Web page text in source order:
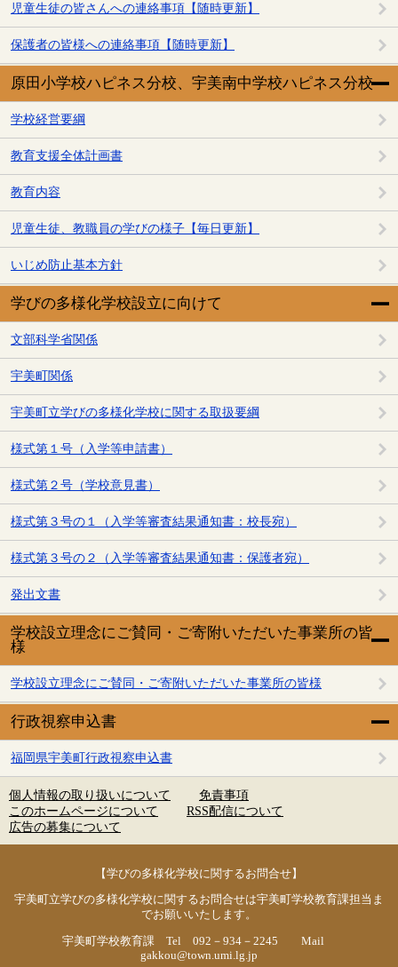
児童生徒の皆さんへの連絡事項【随時更新】
保護者の皆様への連絡事項【随時更新】
原田小学校ハピネス分校、宇美南中学校ハピネス分校
学校経営要綱
教育支援全体計画書
教育内容
児童生徒、教職員の学びの様子【毎日更新】
いじめ防止基本方針
学びの多様化学校設立に向けて
文部科学省関係
宇美町関係
宇美町立学びの多様化学校に関する取扱要綱
様式第１号（入学等申請書）
様式第２号（学校意見書）
様式第３号の１（入学等審査結果通知書：校長宛）
様式第３号の２（入学等審査結果通知書：保護者宛）
発出文書
学校設立理念にご賛同・ご寄附いただいた事業所の皆
様
学校設立理念にご賛同・ご寄附いただいた事業所の皆様
行政視察申込書
福岡県宇美町行政視察申込書
個人情報の取り扱いについて
免責事項
このホームページについて
RSS配信について
広告の募集について
【学びの多様化学校に関するお問合せ】
宇美町立学びの多様化学校に関するお問合せは宇美町学校教育課担当ま
でお願いいたします。
宇美町学校教育課 Tel 092－934－2245 Mail
gakkou@town.umi.lg.jp